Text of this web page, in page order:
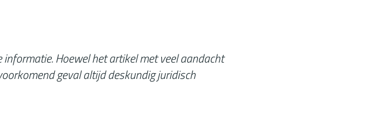
Hoewel het artikel met veel aandacht
geval altijd deskundig juridisch